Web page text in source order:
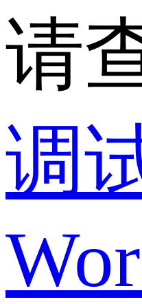
请
调